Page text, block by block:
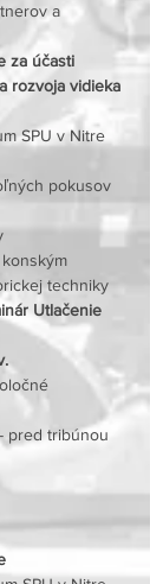
a
za účasti
rozvoja vidieka
SPU v Nitre
pokusov
konským
techniky
Utlačenie
- pred tribúnou